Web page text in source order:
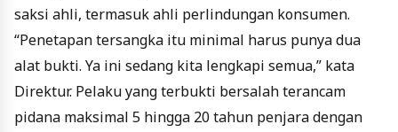
saksi ahli, termasuk ahli perlindungan konsumen.
“Penetapan tersangka itu minimal harus punya dua
alat bukti. Ya ini sedang kita lengkapi semua,” kata
Direktur. Pelaku yang terbukti bersalah terancam
pidana maksimal 5 hingga 20 tahun penjara dengan